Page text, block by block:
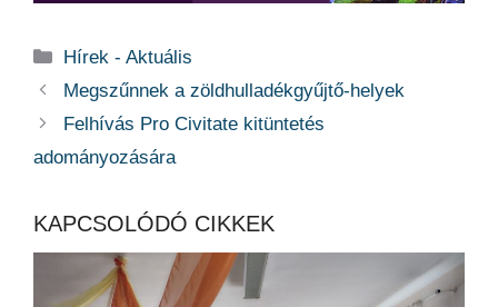
Kategória
Hírek - Aktuális
Megszűnnek a zöldhulladékgyűjtő-helyek
Felhívás Pro Civitate kitüntetés
adományozására
KAPCSOLÓDÓ CIKKEK